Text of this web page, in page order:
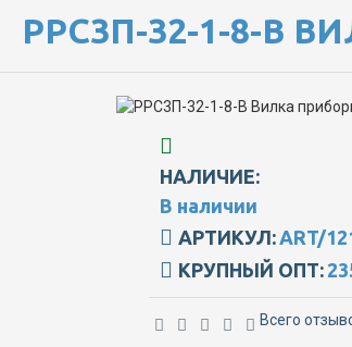
РРС3П-32-1-8-В
НАЛИЧИЕ:
В наличии
АРТИКУЛ: ART/
КРУПНЫЙ ОПТ:
Всего